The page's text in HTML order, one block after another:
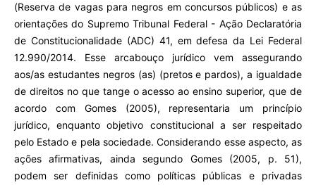
(Reserva de vagas para negros em concursos públicos) e as
orientações do Supremo Tribunal Federal - Ação Declaratória
de Constitucionalidade (ADC) 41, em defesa da Lei Federal
12.990/2014. Esse arcabouço jurídico vem assegurando
aos/as estudantes negros (as) (pretos e pardos), a igualdade
de direitos no que tange o acesso ao ensino superior, que de
acordo com Gomes (2005), representaria um princípio
jurídico, enquanto objetivo constitucional a ser respeitado
pelo Estado e pela sociedade. Considerando esse aspecto, as
ações afirmativas, ainda segundo Gomes (2005, p. 51),
podem ser definidas como políticas públicas e privadas